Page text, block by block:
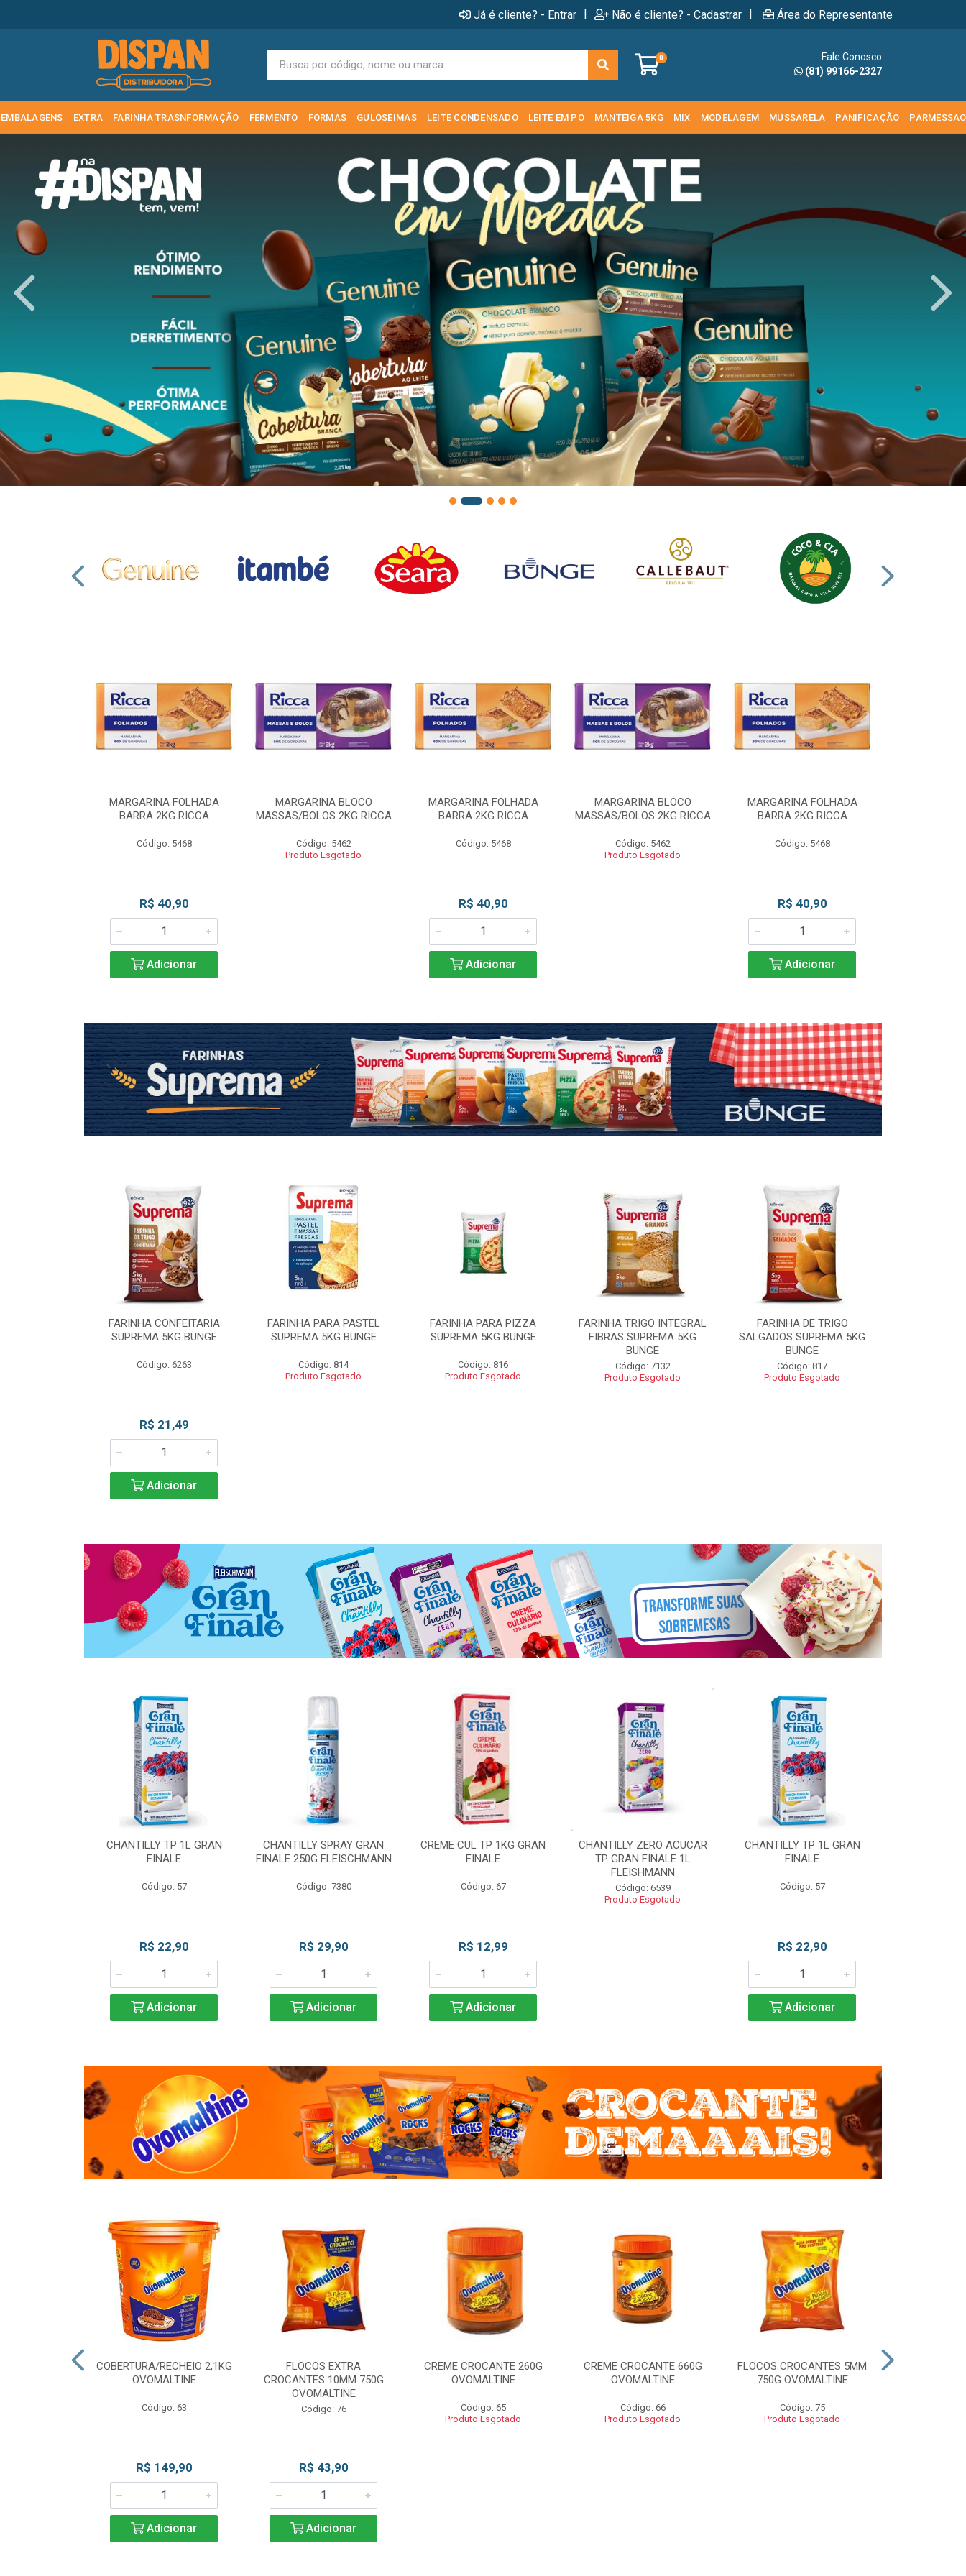
Já é cliente? - Entrar | Não é cliente? - Cadastrar | Área do Representante
0
Fale Conosco
(81) 99166-2327
EMBALAGENS EXTRA FARINHA TRASNFORMAÇÃO FERMENTO FORMAS GULOSEIMAS LEITE CONDENSADO LEITE EM PO MANTEIGA 5KG MIX MODELAGEM MUSSARELA PANIFICAÇÃO PARMESSAO
MARGARINA FOLHADA
BARRA 2KG RICCA
Código: 5468
R$ 40,90
Adicionar
MARGARINA BLOCO
MASSAS/BOLOS 2KG RICCA
Código: 5462
Produto Esgotado
MARGARINA FOLHADA
BARRA 2KG RICCA
Código: 5468
R$ 40,90
Adicionar
MARGARINA BLOCO
MASSAS/BOLOS 2KG RICCA
Código: 5462
Produto Esgotado
MARGARINA FOLHADA
BARRA 2KG RICCA
Código: 5468
R$ 40,90
Adicionar
FARINHA CONFEITARIA
SUPREMA 5KG BUNGE
Código: 6263
R$ 21,49
Adicionar
FARINHA PARA PASTEL
SUPREMA 5KG BUNGE
Código: 814
Produto Esgotado
FARINHA PARA PIZZA
SUPREMA 5KG BUNGE
Código: 816
Produto Esgotado
FARINHA TRIGO INTEGRAL
FIBRAS SUPREMA 5KG
BUNGE
Código: 7132
Produto Esgotado
FARINHA DE TRIGO
SALGADOS SUPREMA 5KG
BUNGE
Código: 817
Produto Esgotado
CHANTILLY TP 1L GRAN
FINALE
Código: 57
R$ 22,90
Adicionar
CHANTILLY SPRAY GRAN
FINALE 250G FLEISCHMANN
Código: 7380
R$ 29,90
Adicionar
CREME CUL TP 1KG GRAN
FINALE
Código: 67
R$ 12,99
Adicionar
CHANTILLY ZERO ACUCAR
TP GRAN FINALE 1L
FLEISHMANN
Código: 6539
Produto Esgotado
CHANTILLY TP 1L GRAN
FINALE
Código: 57
R$ 22,90
Adicionar
COBERTURA/RECHEIO 2,1KG
OVOMALTINE
Código: 63
R$ 149,90
Adicionar
FLOCOS EXTRA
CROCANTES 10MM 750G
OVOMALTINE
Código: 76
R$ 43,90
Adicionar
CREME CROCANTE 260G
OVOMALTINE
Código: 65
Produto Esgotado
CREME CROCANTE 660G
OVOMALTINE
Código: 66
Produto Esgotado
FLOCOS CROCANTES 5MM
750G OVOMALTINE
Código: 75
Produto Esgotado